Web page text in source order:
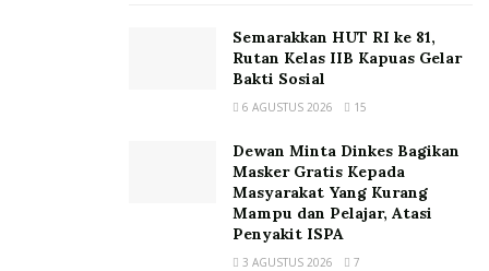
Semarakkan HUT RI ke 81,
Rutan Kelas IIB Kapuas Gelar
Bakti Sosial
6 AGUSTUS 2026 15
Dewan Minta Dinkes Bagikan
Masker Gratis Kepada
Masyarakat Yang Kurang
Mampu dan Pelajar, Atasi
Penyakit ISPA
3 AGUSTUS 2026 7